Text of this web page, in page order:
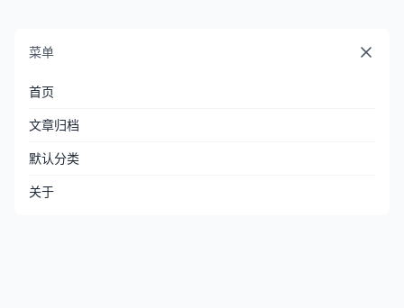
菜单
首页
文章归档
默认分类
关于